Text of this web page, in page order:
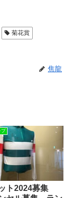
菊花賞
焦龍
ブ
ト2024募集